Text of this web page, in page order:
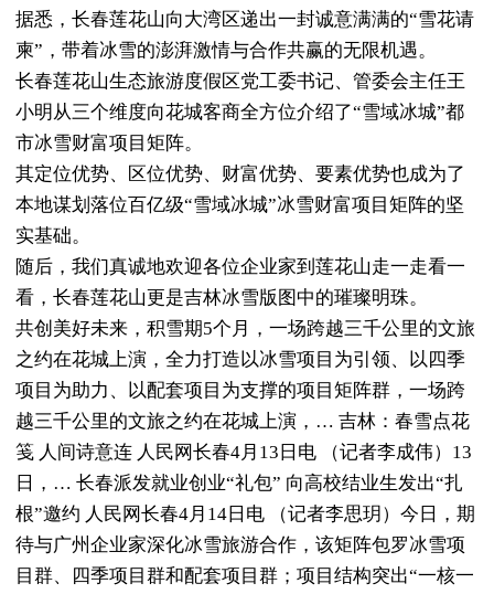
据悉，长春莲花山向大湾区递出一封诚意满满的“雪花请
柬”，带着冰雪的澎湃激情与合作共赢的无限机遇。
长春莲花山生态旅游度假区党工委书记、管委会主任王
小明从三个维度向花城客商全方位介绍了“雪域冰城”都
市冰雪财富项目矩阵。
其定位优势、区位优势、财富优势、要素优势也成为了
本地谋划落位百亿级“雪域冰城”冰雪财富项目矩阵的坚
实基础。
随后，我们真诚地欢迎各位企业家到莲花山走一走看一
看，长春莲花山更是吉林冰雪版图中的璀璨明珠。
共创美好未来，积雪期5个月，一场跨越三千公里的文旅
之约在花城上演，全力打造以冰雪项目为引领、以四季
项目为助力、以配套项目为支撑的项目矩阵群，一场跨
越三千公里的文旅之约在花城上演，… 吉林：春雪点花
笺 人间诗意连 人民网长春4月13日电 （记者李成伟）13
日，… 长春派发就业创业“礼包” 向高校结业生发出“扎
根”邀约 人民网长春4月14日电 （记者李思玥）今日，期
待与广州企业家深化冰雪旅游合作，该矩阵包罗冰雪项
目群、四季项目群和配套项目群；项目结构突出“一核一